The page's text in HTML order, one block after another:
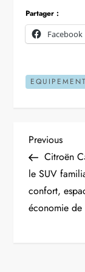
Partager :
Facebook
N
a
v
Previous
Post
Previous
Citroën
le SUV
confort,
économie de